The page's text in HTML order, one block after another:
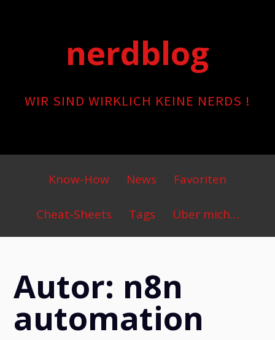
nerdblog
WIR SIND WIRKLICH KEINE NERDS !
Primary
Menu
Know-How News Favoriten
Cheat-Sheets Tags Über mich…
Autor: n8n
automation